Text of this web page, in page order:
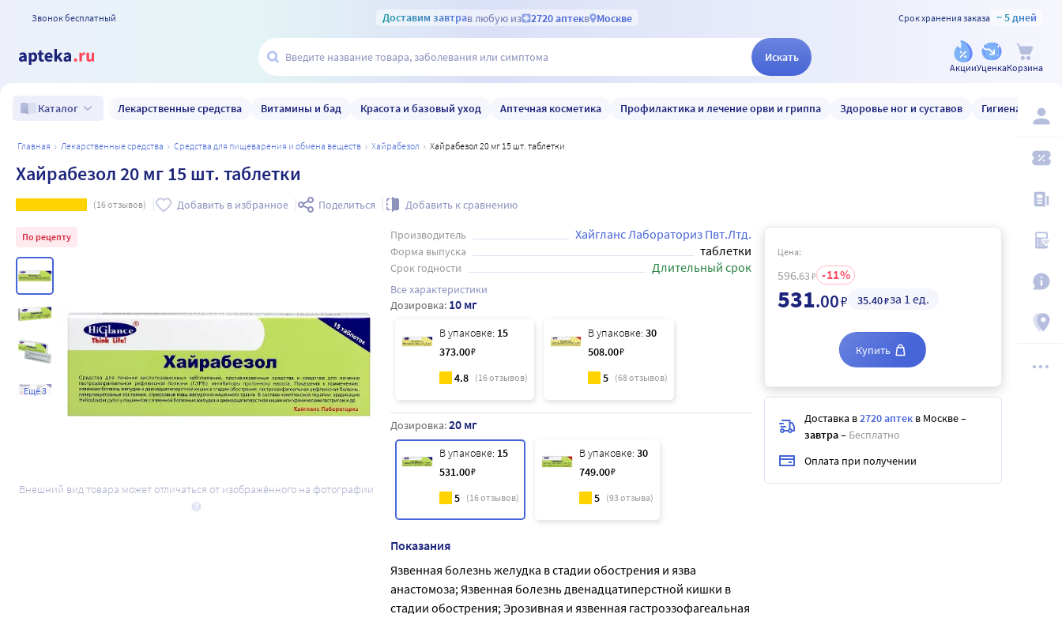
Звонок бесплатный Доставим завтрав любую из 2720 аптекв Москве Срок хранения заказа ~ 5 дней
Искать
АкцииУценкаКорзина
Каталог Лекарственные средства Витамины и бад Красота и базовый уход Аптечная косметика Профилактика и лечение орви и гриппа Здоровье ног и суставов Гигиена и уход
главная лекарственные средства средства для пищеварения и обмена веществ хайрабезол Хайрабезол 20 мг 15 шт. таблетки
Хайрабезол 20 мг 15 шт. таблетки
(16отзывов) Добавить в избранное Поделиться Добавить к сравнению
По рецепту
Ещё 3
Внешний вид товара может отличаться от изображённого на фотографии
Производитель Хайгланс Лабораториз Пвт.Лтд.
Форма выпуска таблетки
Срок годности Длительный срок
Все характеристики
Дозировка: 10 мг
В упаковке: 15
373.00₽
4.8 (16отзывов)
В упаковке: 30
508.00₽
5 (68отзывов)
Дозировка:20 мг
В упаковке: 15
531.00₽
5 (16отзывов)
В упаковке: 30
749.00₽
5 (93отзыва)
Показания
Язвенная болезнь желудка в стадии обострения и язва
анастомоза; Язвенная болезнь двенадцатиперстной кишки в
стадии обострения; Эрозивная и язвенная гастроэзофагеальная
Цена:
596.63 ₽ 11
531.00₽ 35.40₽за 1 ед.
Купить
Доставка в2720 аптек в Москве–
завтра– Бесплатно
Оплата при получении